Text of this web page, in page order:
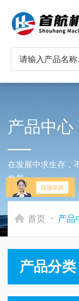
产品中心
在发展中求生存，
发展
首页 - 产品
产品分类